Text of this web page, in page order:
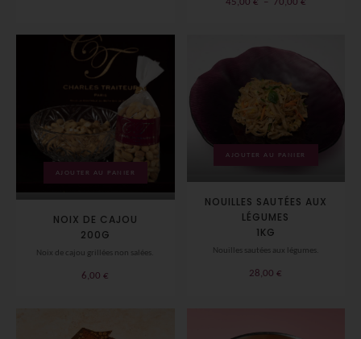
60,00 €
70,00 €
AJOUTER AU PANIER
NOIX DE CAJOU
200G
Noix de cajou grillées non salées.
6,00€
AJOUTER AU PANIER
NOUILLES SAUTÉES AUX
LÉGUMES
1KG
Nouilles sautées aux légumes.
28,00€